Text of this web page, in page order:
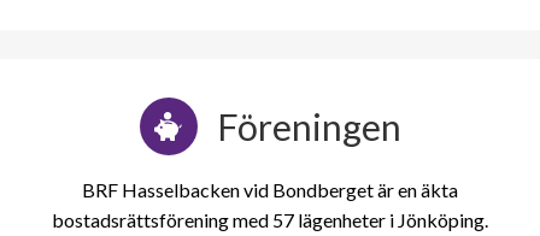
Föreningen
BRF Hasselbacken vid Bondberget är en äkta
bostadsrättsförening med 57 lägenheter i Jönköping.